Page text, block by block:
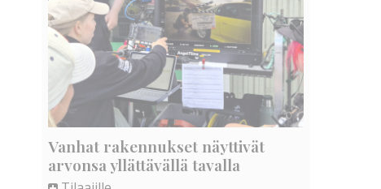
Vanhat rakennukset näyttivät
arvonsa yllättävällä tavalla